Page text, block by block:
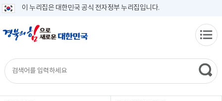
이 누리집은 대한민국 공식 전자정부 누리집입니다.